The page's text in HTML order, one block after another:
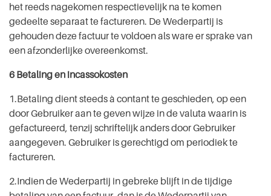
het reeds nagekomen respectievelijk na te komen
gedeelte separaat te factureren. De Wederpartij is
gehouden deze factuur te voldoen als ware er sprake van
een afzonderlijke overeenkomst.
6 Betaling en incassokosten
1.Betaling dient steeds à contant te geschieden, op een
door Gebruiker aan te geven wijze in de valuta waarin is
gefactureerd, tenzij schriftelijk anders door Gebruiker
aangegeven. Gebruiker is gerechtigd om periodiek te
factureren.
2.Indien de Wederpartij in gebreke blijft in de tijdige